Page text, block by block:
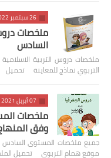
26 سبتمبر 2022
ملخصات
السادس
ملخصات دروس التربية
التربوي نماذج للمعاينة تحميل
07 أبريل 2021
ملخصات
وفق
جميع ملخصات المستوى السادس
موقع همام التربوي تحميل